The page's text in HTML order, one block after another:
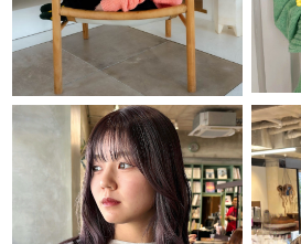
フレンドシップ
お問い合わせ